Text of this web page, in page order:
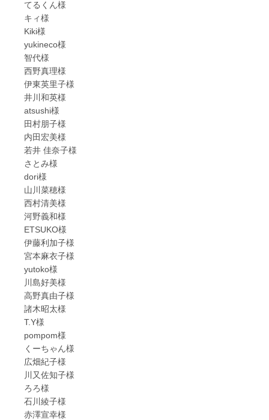
てるくん様
キィ様
Kiki様
yukineco様
智代様
西野真理様
伊東英里子様
井川和英様
atsushi様
田村朋子様
内田宏美様
若井 佳奈子様
さとみ様
dori様
山川菜穂様
西村清美様
河野義和様
ETSUKO様
伊藤利加子様
宮本麻衣子様
yutoko様
川島好美様
高野真由子様
諸木昭太様
T.Y様
pompom様
くーちゃん様
広畑紀子様
川又佐知子様
ろろ様
石川綾子様
赤澤宣幸様